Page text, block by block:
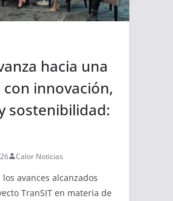
hacia una
innovación,
sostenibilidad:
Calor Noticias
avances alcanzados
TranSIT en materia de